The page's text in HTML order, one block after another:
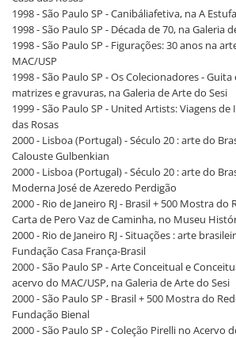
1998 - São Paulo SP - Canibáliafetiva, na A Estufa
1998 - São Paulo SP - Década de 70, na Galeria
1998 - São Paulo SP - Figurações: 30 anos na
MAC/USP
1998 - São Paulo SP - Os Colecionadores - Guita
matrizes e gravuras, na Galeria de Arte do Sesi
1999 - São Paulo SP - United Artists: Viagens
das Rosas
2000 - Lisboa (Portugal) - Século 20 : arte do
Calouste Gulbenkian
2000 - Lisboa (Portugal) - Século 20 : arte do
Moderna José de Azeredo Perdigão
2000 - Rio de Janeiro RJ - Brasil + 500 Mostra
Carta de Pero Vaz de Caminha, no Museu
2000 - Rio de Janeiro RJ - Situações : arte
Fundação Casa França-Brasil
2000 - São Paulo SP - Arte Conceitual e
acervo do MAC/USP, na Galeria de Arte do Sesi
2000 - São Paulo SP - Brasil + 500 Mostra do
Fundação Bienal
2000 - São Paulo SP - Coleção Pirelli no Acervo